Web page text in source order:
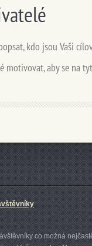
kdo jsou Vaši
motivovat, aby se na
co možná